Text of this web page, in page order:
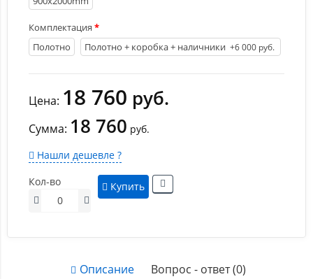
Комплектация
Полотно
Полотно + коробка + наличники +6 000 руб.
Цена: 18 760 руб.
Сумма: 18 760 руб.
Нашли дешевле ?
Кол-во
Купить
Описание Вопрос - ответ (0)